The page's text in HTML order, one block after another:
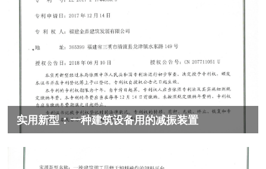
实用新型：一种建筑设备用的减振装置